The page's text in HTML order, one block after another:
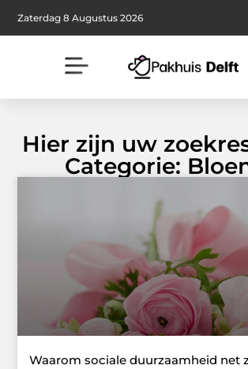
Zaterdag 8 Augustus 2026
Hier zijn uw
Categorie:
Waarom sociale duurzaamheid net